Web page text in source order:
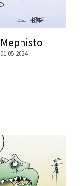
Mephisto
01.05.2024